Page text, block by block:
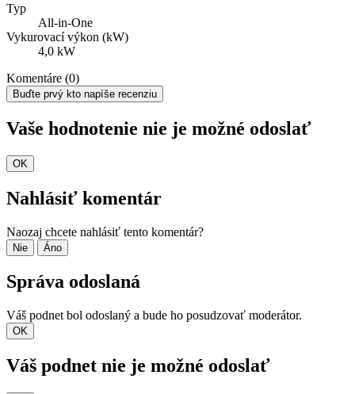
Typ
All-in-One
Vykurovací výkon (kW)
4,0 kW
Komentáre (0)
Buďte prvý kto napíše recenziu
Vaše hodnotenie nie je možné odoslať
OK
Nahlásiť komentár
Naozaj chcete nahlásiť tento komentár?
Nie Áno
Správa odoslaná
Váš podnet bol odoslaný a bude ho posudzovať moderátor.
OK
Váš podnet nie je možné odoslať